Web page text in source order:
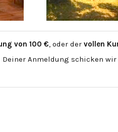
von 100 €, oder der vollen
Deiner Anmeldung schicken